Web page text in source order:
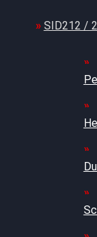
SID212 /